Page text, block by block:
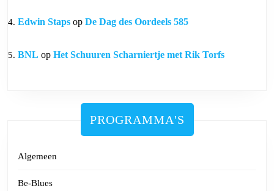
Edwin Staps op De Dag des Oordeels 585
BNL op Het Schuuren Scharniertje met Rik Torfs
PROGRAMMA'S
Algemeen
Be-Blues